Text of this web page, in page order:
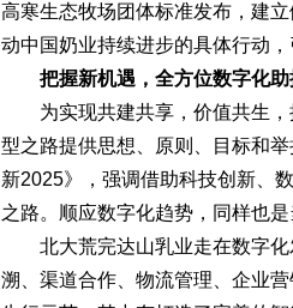
高寒生态牧场团体标准发布，建
动中国奶业持续进步的具体行动
把握新机遇，全方位数字化
为实现共建共享，价值共生，
型之路提供思想、原则、目标和
新2025》，强调借助科技创新、
之路。顺应数字化趋势，同样也
北大荒完达山乳业走在数字化
溯、渠道合作、物流管理、企业